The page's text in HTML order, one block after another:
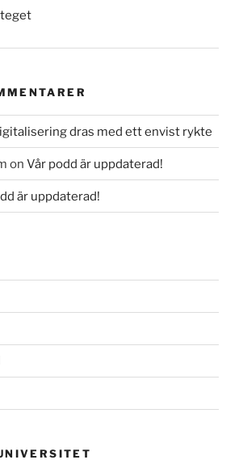
dras med ett envist rykte
on Vår podd är uppdaterad!
är uppdaterad!